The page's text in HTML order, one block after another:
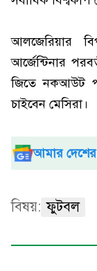
আলজেরিয়ার
আর্জেন্টিনার
জিতে নকআউট
চাইবেন মেসিরা।
আমার
বিষয়: ফুটবল